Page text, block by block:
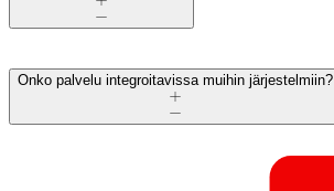
Onko palvelu integroitavissa muihin järjestelmiin?